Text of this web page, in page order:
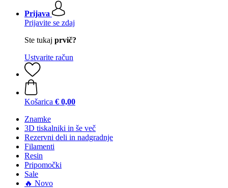
Prijava
Prijavite se zdaj
Ste tukaj prvič?
Ustvarite račun
Košarica € 0,00
Znamke
3D tiskalniki in še več
Rezervni deli in nadgradnje
Filamenti
Resin
Pripomočki
Sale
🔥 Novo